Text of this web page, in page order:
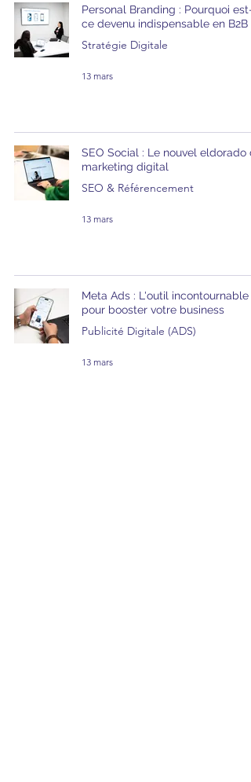
Personal Branding : Pourquoi est-
ce devenu indispensable en B2B ?
Stratégie Digitale
13 mars
SEO Social : Le nouvel eldorado
marketing digital
SEO & Référencement
13 mars
Meta Ads : L'outil incontournable
pour booster votre business
Publicité Digitale (ADS)
13 mars